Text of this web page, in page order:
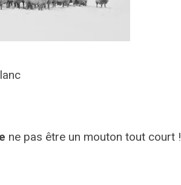
ne pas être un mouton tout court !